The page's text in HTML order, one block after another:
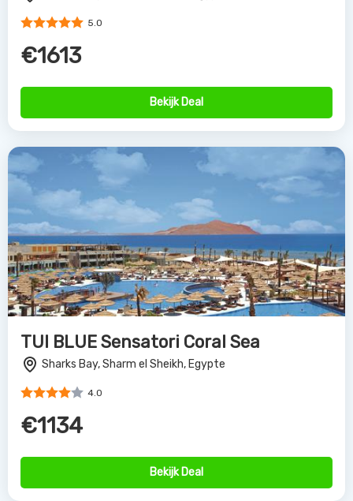
5.0
€1613
Bekijk Deal
TUI BLUE Sensatori Coral Sea
Sharks Bay, Sharm el Sheikh, Egypte
4.0
€1134
Bekijk Deal